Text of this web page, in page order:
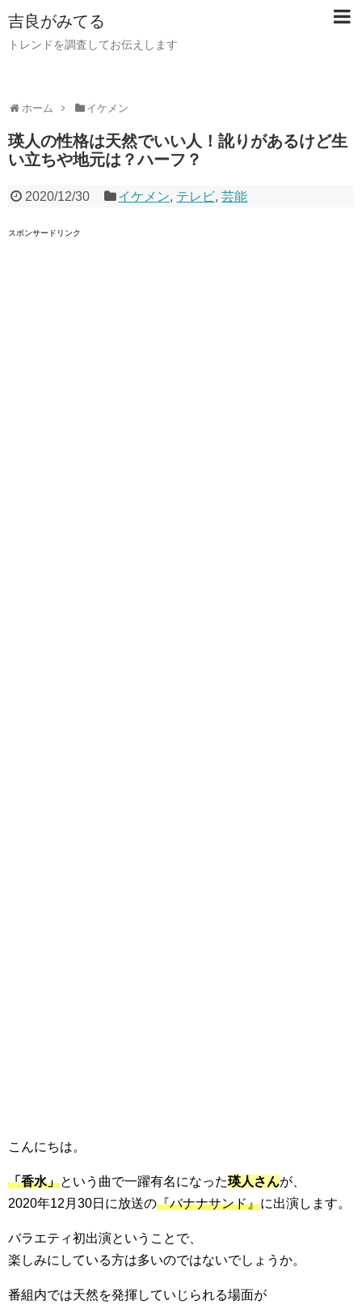
吉良がみてる
トレンドを調査してお伝えします
ホーム イケメン
瑛人の性格は天然でいい人！訛りがあるけど生
い立ちや地元は？ハーフ？
2020/12/30 イケメン, テレビ,芸能
スポンサードリンク
こんにちは。
「香水」という曲で一躍有名になった瑛人さんが、
2020年12月30日に放送の『バナナサンド』に出演します。
バラエティ初出演ということで、
楽しみにしている方は多いのではないでしょうか。
番組内では天然を発揮していじられる場面が